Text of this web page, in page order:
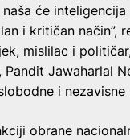
će
i kritičan način”,
mislilac i
Pandit Jawaharlal
i nezavisne
obrane